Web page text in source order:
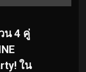
น 4 คู่
ใน